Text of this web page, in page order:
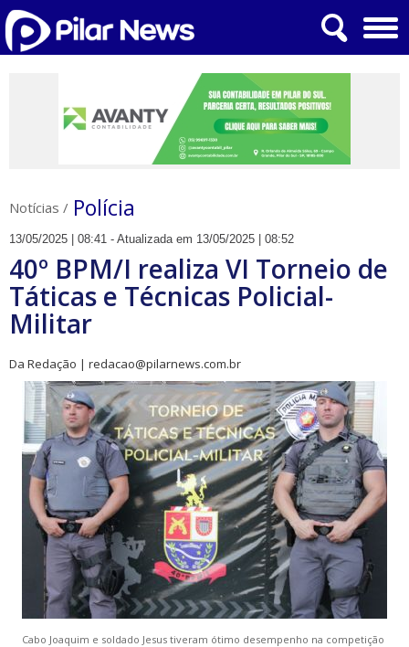
Notícias / Polícia
13/05/2025 | 08:41 - Atualizada em 13/05/2025 | 08:52
40º BPM/I realiza VI Torneio de
Táticas e Técnicas Policial-
Militar
Da Redação | redacao@pilarnews.com.br
Cabo Joaquim e soldado Jesus tiveram ótimo desempenho na competição